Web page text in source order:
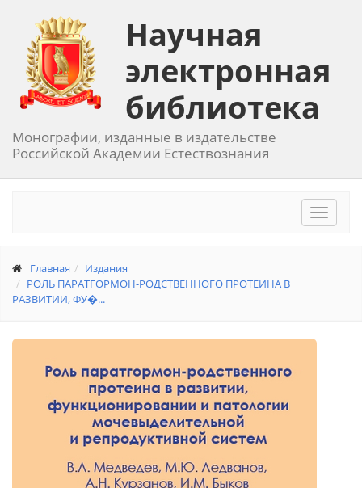
Научная
электронная
библиотека
Монографии, изданные в издательстве
Российской Академии Естествознания
Toggle
Главная
Издания
РОЛЬ ПАРАТГОРМОН-РОДСТВЕННОГО ПРОТЕИНА В
РАЗВИТИИ, ФУ�...